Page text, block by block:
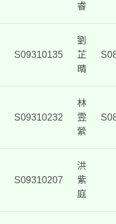
睿
S09310135
劉
芷
晴
S09310232
林
雴
縈
S09310207
洪
紫
庭